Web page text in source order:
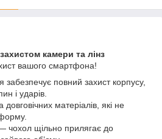
камери та лінз
вашого смартфона!
забезпечує повний захист корпусу,
і ударів.
довговічних матеріалів, які не
чохол щільно прилягає до